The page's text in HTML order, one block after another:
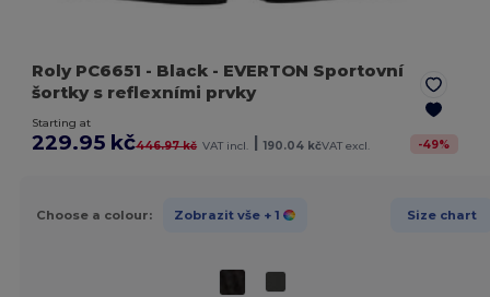
Roly PC6651 - Black - EVERTON Sportovní
šortky s reflexními prvky
Starting at
229.95 kč446.97 kč VAT incl. | 190.04 kčVAT excl. -49%
Choose a colour: Zobrazit vše + 1 Size chart